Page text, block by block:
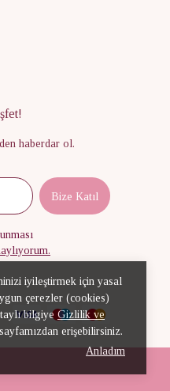
iyileştirmek için yasal
çerezler (cookies)
bilgiye Gizlilik ve
sayfamızdan erişebilirsiniz.
Anladım
haberdar ol.
Bize Katıl